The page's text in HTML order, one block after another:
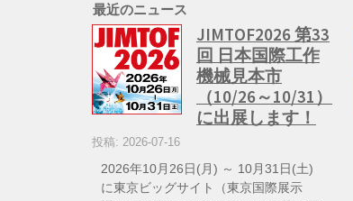
最近のニュース
JIMTOF2026 第33
回 日本国際工作
機械見本市
（10/26～10/31）
に出展します！
投稿: 2026-07-16
2026年10月26日(月) ～ 10月31日(土)
に東京ビッグサイト（東京国際展示